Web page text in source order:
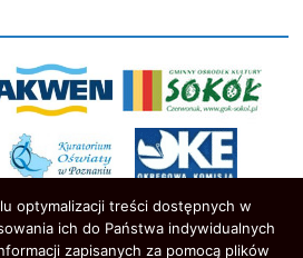
optymalizacji treści dostępnych w
ich do Państwa indywidualnych
zapisanych za pomocą plików